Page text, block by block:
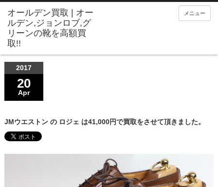
メニュー
2017
20
Apr
JMウエストン の ロジェ は41,000円で買取をさせて頂きました。